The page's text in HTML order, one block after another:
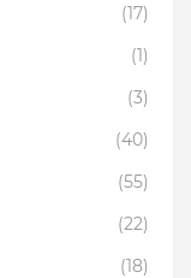
(17)
(1)
(3)
(40)
(55)
(22)
(18)